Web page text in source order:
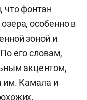
что фонтан
особенно в
зоной и
его словам,
акцентом,
им. Камала и